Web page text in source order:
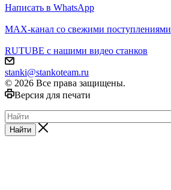
Написать в WhatsApp
MAX-канал со свежими поступлениями
RUTUBE с нашими видео станков
stanki@stankoteam.ru
© 2026 Все права защищены.
Версия для печати
Найти